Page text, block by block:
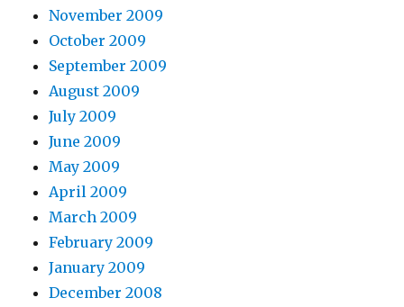
November 2009
October 2009
September 2009
August 2009
July 2009
June 2009
May 2009
April 2009
March 2009
February 2009
January 2009
December 2008